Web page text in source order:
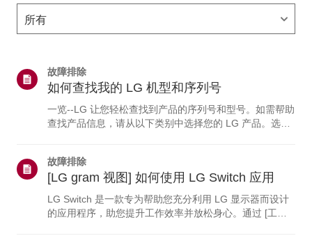
故障排除
如何查找我的 LG 机型和序列号
一览--LG 让您轻松查找到产品的序列号和型号。如需帮助
查找产品信息，请从以下类别中选择您的 LG 产品。选择
号可在以下位置找到：• 设备背面• 您也可以在电视上查看
详细信息：点击“主页”按钮 > 选择“设置”（或“配置”） >选
择“支持菜单” > 突出显示“产品/服务信息” >“请按‘确定’按
钮。”蓝光与DVD播放器型号和/或序列号可在以下位置找
到：DVD 或蓝光播...
故障排除
[LG gram 视图] 如何使用 LG Switch 应用
LG Switch 是一款专为帮助您充分利用 LG 显示器而设计
的应用程序，助您提升工作效率并放松身心。通过 [工作